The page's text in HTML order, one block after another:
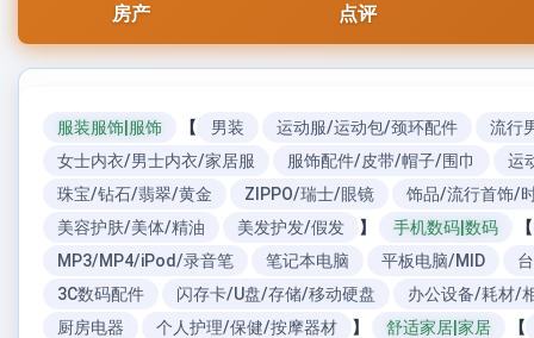
房产 点评
服装服饰|服饰 【 男装 运动服/运动包/颈环配件
流行
女士内衣/男士内衣/家居服
服饰配件/皮带/帽子/围巾
运
珠宝/钻石/翡翠/黄金
ZIPPO/瑞士/眼镜
饰品/流行首饰/
美容护肤/美体/精油
美发护发/假发 】 手机数码|数码
【
MP3/MP4/iPod/录音笔
笔记本电脑 平板电脑/MID
3C数码配件
闪存卡/U盘/存储/移动硬盘
办公设备/耗材/
厨房电器
个人护理/保健/按摩器材 】 舒适家居|家居
【